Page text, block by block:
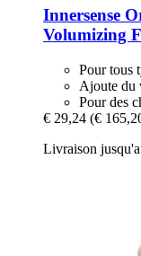
Innersense
Volumizing
Pour tous
Ajoute du
Pour des
€ 29,24 (€
Livraison